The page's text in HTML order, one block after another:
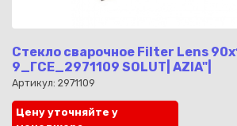
Стекло сварочное Filter Lens
9_ГСЕ_2971109 SOLUT| AZIA"|
Артикул: 2971109
Цену уточняйте у